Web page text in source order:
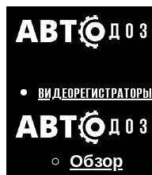
ВИДЕОРЕГИСТРАТОРЫ
Бренды
Выбор
Обзор